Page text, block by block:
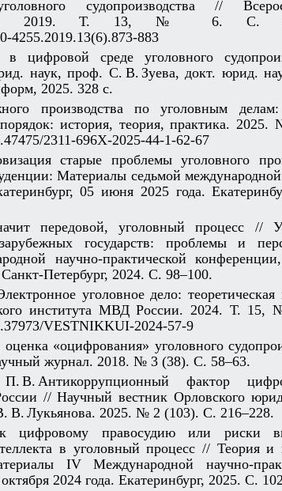
судопроизводства //
2019. Т. 13, № 6. C.
4255.2019.13(6).873-883
цифровой среде уголовного
наук, проф. С. В. Зуева, докт. юрид.
2025. 328 с.
производства по уголовным делам:
история, теория, практика.
2311-696X-2025-44-1-62-67
старые проблемы уголовного
Материалы седьмой
05 июня 2025 года.
передовой, уголовный процесс //
государств: проблемы и
научно-­практической
­Петербург, 2024. С. 98–100.
уголовное дело: теоретическая
института МВД России. 2024. Т.
VESTNIKKUI-2024-57-9
«оцифрования» уголовного
журнал. 2018. № 3 (38). С. 58–63.
Антикоррупционный фактор
// Научный вестник Орловского
В. Лукьянова. 2025. № 2 (103). С. 216–228.
правосудию или риски
в уголовный процесс // Теория и
IV Международной научно-­
2024 года. Екатеринбург, 2025. С.